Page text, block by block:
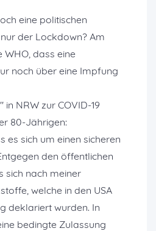
eine politischen
der Lockdown? Am
WHO, dass eine
noch über eine Impfung
NRW zur COVID-19
80-Jährigen:
es sich um einen sicheren
den öffentlichen
sich nach meiner
welche in den USA
deklariert wurden. In
bedingte Zulassung